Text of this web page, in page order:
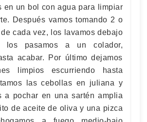
en un bol con agua para limpiar
Después vamos tomando 2 o
cada vez, los lavamos debajo
pasamos a un colador,
acabar. Por último dejamos
limpios escurriendo hasta
las cebollas en juliana y
a pochar en una sartén amplia
de aceite de oliva y una pizca